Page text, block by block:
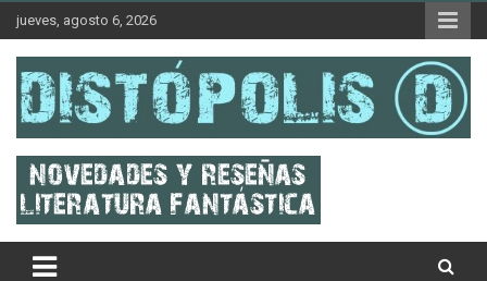
content
jueves, agosto 6, 2026
Distópolis